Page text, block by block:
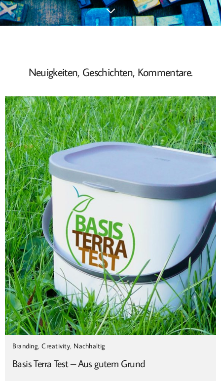
Neuigkeiten, Geschichten, Kommentare.
Branding,Creativity, Nachhaltig
Basis Terra Test – Aus gutem Grund